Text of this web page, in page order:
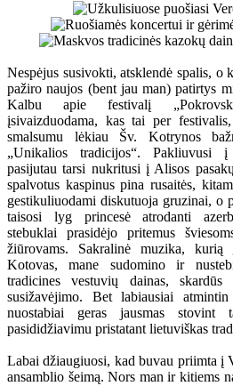
Nespėjus susivokti, atsklendė spalis, o
pažiro naujos (bent jau man) patirtys
Kalbu apie festivalį
įsivaizduodama, kas tai per
smalsumu lėkiau Šv. Kotrynos
„Unikalios tradicijos“. Pakliuvusi į
pasijutau tarsi nukritusi į Alisos
spalvotus kaspinus pina rusaitės,
gestikuliuodami diskutuoja gruzinai, o
taisosi lyg princesė atrodanti
stebuklai prasidėjo pritemus
žiūrovams. Sakralinė muzika, kurią
Kotovas, mane sudomino ir
tradicines vestuvių dainas,
susižavėjimo. Bet labiausiai
nuostabiai geras jausmas
pasididžiavimu pristatant lietuviškas
Labai džiaugiuosi, kad buvau priimta į
ansamblio šeimą. Nors man ir kitiems